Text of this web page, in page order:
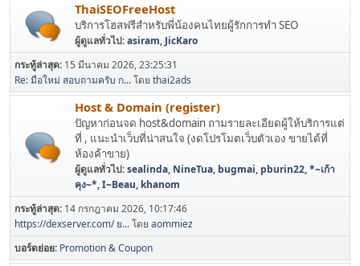
ThaiSEOFreeHost
บริการโฮสฟรีสำหรับพี่น้องคนไทยผู้รักการทำ SEO
ผู้ดูแลทั่วไป:asiram,JicKaro
กระทู้ล่าสุด: 15 มีนาคม 2026, 23:25:31
Re: มือใหม่ สอบถามครับ ก...โดย thai2ads
Host & Domain (register)
ปัญหาก่อนจด host&domain ถามรายละเอียดผู้ให้บริการแต่
ที่ , แนะนำเว็บที่น่าสนใจ (งดโปรโมตเว็บตัวเอง ขายได้ที่
ห้องค้าขาย)
ผู้ดูแลทั่วไป:sealinda, NineTua, bugmai, pburin22,*~เก้า
คุง~*,I~Beau, khanom
กระทู้ล่าสุด: 14 กรกฎาคม 2026, 10:17:46
https://dexserver.com/ ย...โดย aommiez
บอร์ดย่อย Promotion & Coupon